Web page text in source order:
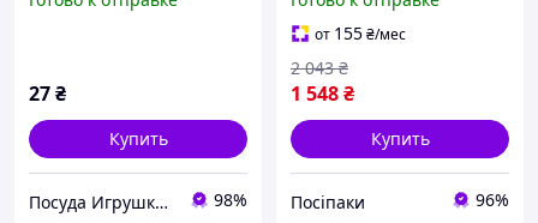
27₴
Купить
Посуда Игрушки Канцелярия Творчество Для Всей Семьи 98%
коробке
от 155₴/мес
1 548₴
2 043 ₴
Купить
Посіпаки 96%